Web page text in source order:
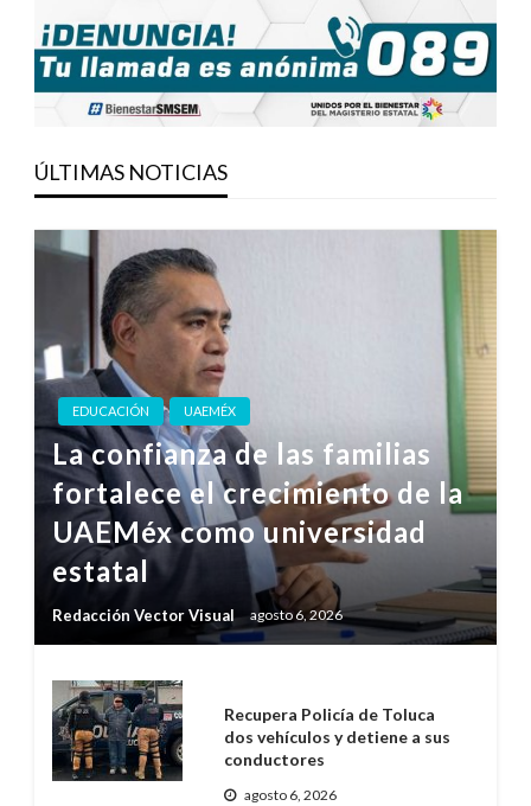
ÚLTIMAS NOTICIAS
EDUCACIÓN UAEMÉX
La confianza de las familias
fortalece el crecimiento de la
UAEMéx como universidad
estatal
Redacción Vector Visual agosto 6, 2026
Recupera Policía de Toluca
dos vehículos y detiene a sus
conductores
agosto 6, 2026